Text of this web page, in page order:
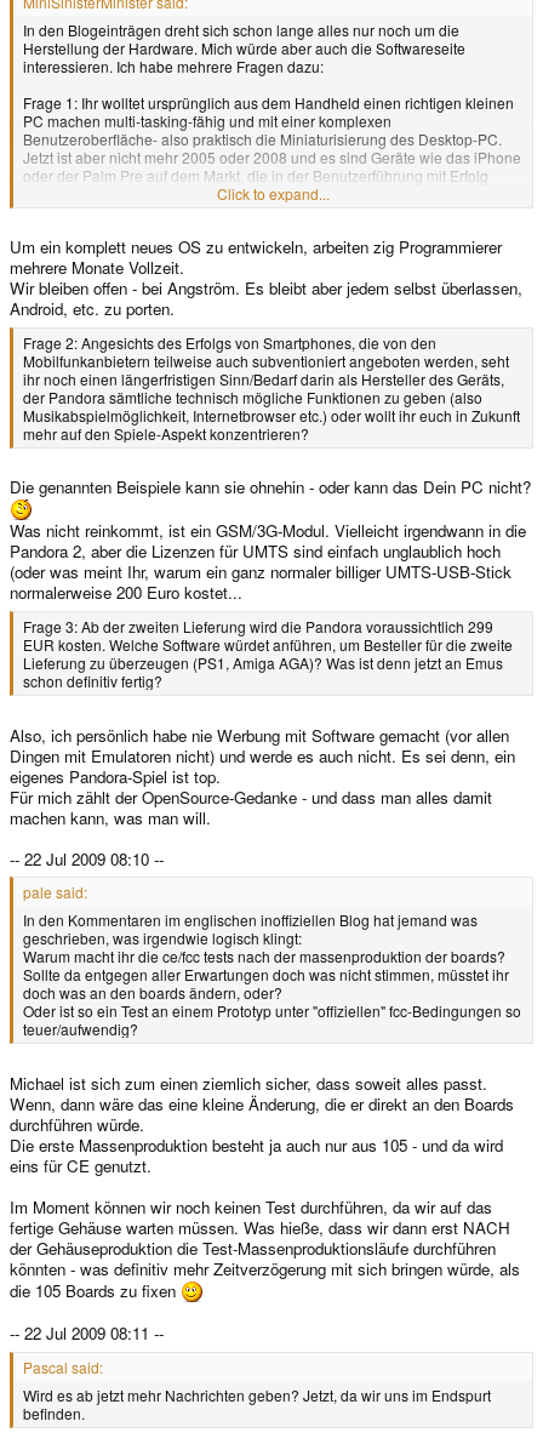
In den Blogeinträgen dreht sich schon lange alles nur noch um die
Herstellung der Hardware. Mich würde aber auch die Softwareseite
interessieren. Ich habe mehrere Fragen dazu:
Frage 1: Ihr wolltet ursprünglich aus dem Handheld einen richtigen kleinen
PC machen multi-tasking-fähig und mit einer komplexen
Benutzeroberfläche- also praktisch die Miniaturisierung des Desktop-PC.
Jetzt ist aber nicht mehr 2005 oder 2008 und es sind Geräte wie das iPhone
oder der Palm Pre auf dem Markt, die in der Benutzerführung mit Erfolg
etwas andere Wege gehen, indem sie ein komplett auf mobile Geräte
angepasstes, vereinfachtes OS anbieten. Hat das eure Philosophie
aussehen und funktionieren, wie vor einem Dreivierteljahr vorgestellt oder
habt ihr mittlerweile andere Ideen?
Click to expand...
Um ein komplett neues OS zu entwickeln, arbeiten zig Programmierer
mehrere Monate Vollzeit.
Wir bleiben offen - bei Angström. Es bleibt aber jedem selbst überlassen,
Android, etc. zu porten.
Frage 2: Angesichts des Erfolgs von Smartphones, die von den
Mobilfunkanbietern teilweise auch subventioniert angeboten werden, seht
ihr noch einen längerfristigen Sinn/Bedarf darin als Hersteller des Geräts,
der Pandora sämtliche technisch mögliche Funktionen zu geben (also
Musikabspielmöglichkeit, Internetbrowser etc.) oder wollt ihr euch in Zukunft
mehr auf den Spiele-Aspekt konzentrieren?
Die genannten Beispiele kann sie ohnehin - oder kann das Dein PC nicht?
Was nicht reinkommt, ist ein GSM/3G-Modul. Vielleicht irgendwann in die
Pandora 2, aber die Lizenzen für UMTS sind einfach unglaublich hoch
(oder was meint Ihr, warum ein ganz normaler billiger UMTS-USB-Stick
normalerweise 200 Euro kostet...
Frage 3: Ab der zweiten Lieferung wird die Pandora voraussichtlich 299
EUR kosten. Welche Software würdet anführen, um Besteller für die zweite
Lieferung zu überzeugen (PS1, Amiga AGA)? Was ist denn jetzt an Emus
schon definitiv fertig?
Also, ich persönlich habe nie Werbung mit Software gemacht (vor allen
Dingen mit Emulatoren nicht) und werde es auch nicht. Es sei denn, ein
eigenes Pandora-Spiel ist top.
Für mich zählt der OpenSource-Gedanke - und dass man alles damit
machen kann, was man will.
-- 22 Jul 2009 08:10 --
pale said:
In den Kommentaren im englischen inoffiziellen Blog hat jemand was
geschrieben, was irgendwie logisch klingt:
Warum macht ihr die ce/fcc tests nach der massenproduktion der boards?
Sollte da entgegen aller Erwartungen doch was nicht stimmen, müsstet ihr
doch was an den boards ändern, oder?
Oder ist so ein Test an einem Prototyp unter "offiziellen" fcc-Bedingungen so
teuer/aufwendig?
Michael ist sich zum einen ziemlich sicher, dass soweit alles passt.
Wenn, dann wäre das eine kleine Änderung, die er direkt an den Boards
durchführen würde.
Die erste Massenproduktion besteht ja auch nur aus 105 - und da wird
eins für CE genutzt.
Im Moment können wir noch keinen Test durchführen, da wir auf das
fertige Gehäuse warten müssen. Was hieße, dass wir dann erst NACH
der Gehäuseproduktion die Test-Massenproduktionsläufe durchführen
könnten - was definitiv mehr Zeitverzögerung mit sich bringen würde, als
die 105 Boards zu fixen
-- 22 Jul 2009 08:11 --
Pascal said:
Wird es ab jetzt mehr Nachrichten geben? Jetzt, da wir uns im Endspurt
befinden.